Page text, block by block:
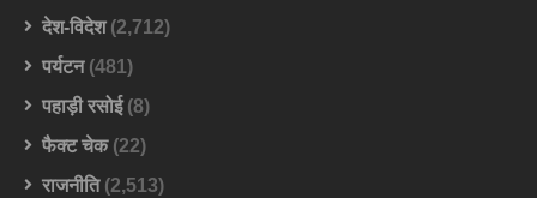
देश-विदेश(2,712)
पर्यटन(481)
पहाड़ी रसोई(8)
फैक्ट चेक(22)
राजनीति(2,513)